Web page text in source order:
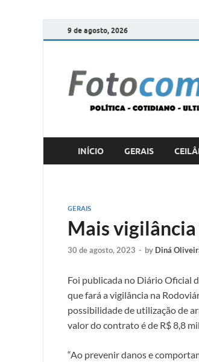
9 de agosto, 2026
INÍCIO GERAIS
GERAIS
Mais
30 de agosto, 2023 - by Diná
Foi publicada no Diário Oficial
que fará a vigilância na
possibilidade de utilização de
valor do contrato é de R$ 8,8
“Ao prevenir danos e